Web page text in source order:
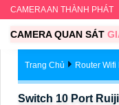
CAMERA AN THÀNH PHÁT
CAMERA QUAN SÁT
Trang Chủ Router Wifi
Switch 10 Port